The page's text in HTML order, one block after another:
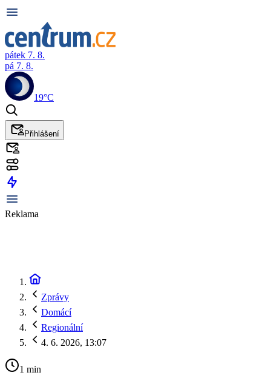
pátek 7. 8.
pá 7. 8.
19°C
Přihlášení
Reklama
Zprávy
Domácí
Regionální
4. 6. 2026, 13:07
1 min